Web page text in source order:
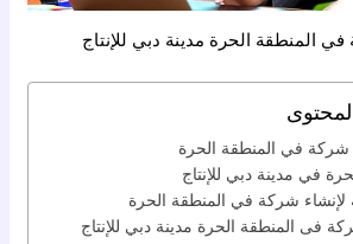
المنطقة الحرة مدينة دبي للإنتاج
في المنطقة الحرة
في مدينة دبي للإنتاج
لإنشاء شركة في المنطقة الحرة
فى المنطقة الحرة مدينة دبي للإنتاج